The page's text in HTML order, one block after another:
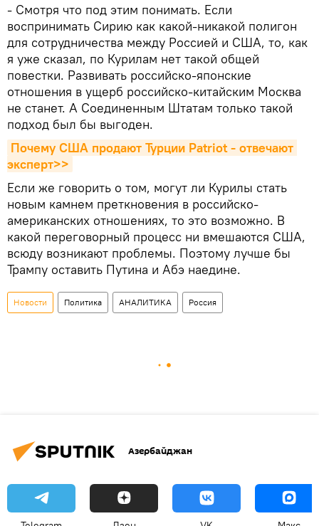
- Смотря что под этим понимать. Если
воспринимать Сирию как какой-никакой полигон
для сотрудничества между Россией и США, то, как
я уже сказал, по Курилам нет такой общей
повестки. Развивать российско-японские
отношения в ущерб российско-китайским Москва
не станет. А Соединенным Штатам только такой
подход был бы выгоден.
Почему США продают Турции Patriot - отвечают
эксперт>>
Если же говорить о том, могут ли Курилы стать
новым камнем преткновения в российско-
американских отношениях, то это возможно. В
какой переговорный процесс ни вмешаются США,
всюду возникают проблемы. Поэтому лучше бы
Трампу оставить Путина и Абэ наедине.
Новости Политика АНАЛИТИКА Россия
Азербайджан